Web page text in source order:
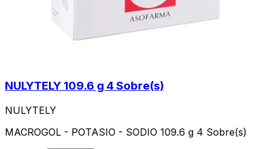
NULYTELY 109.6 g 4 Sobre(s)
NULYTELY
MACROGOL - POTASIO - SODIO 109.6 g 4 Sobre(s)